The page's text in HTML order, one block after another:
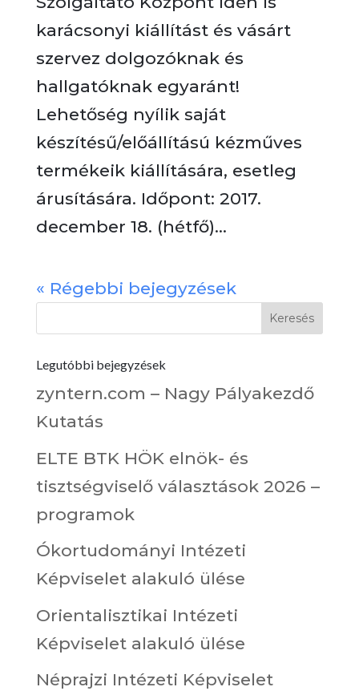
karácsonyi kiállítást és vásárt
szervez dolgozóknak és
hallgatóknak egyaránt!
Lehetőség nyílik saját
készítésű/előállítású kézműves
termékeik kiállítására, esetleg
árusítására. Időpont: 2017.
december 18. (hétfő)...
« Régebbi bejegyzések
Legutóbbi bejegyzések
zyntern.com – Nagy Pályakezdő
Kutatás
ELTE BTK HÖK elnök- és
tisztségviselő választások 2026 –
programok
Ókortudományi Intézeti
Képviselet alakuló ülése
Orientalisztikai Intézeti
Képviselet alakuló ülése
Néprajzi Intézeti Képviselet